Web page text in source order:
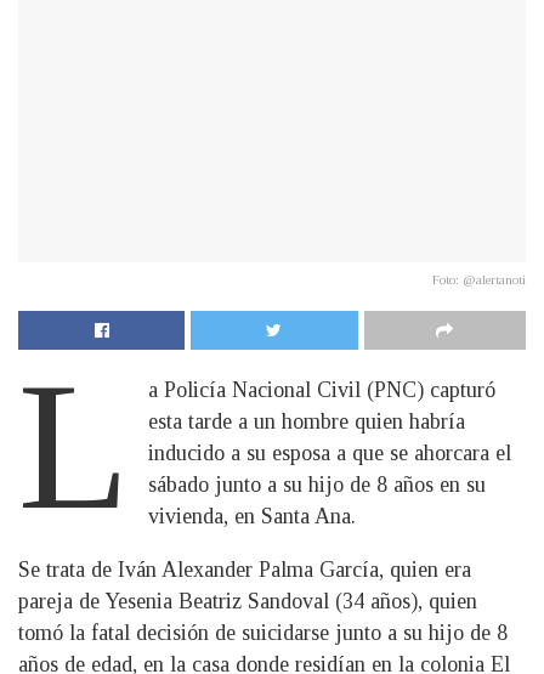
Foto: @alertanoti
L
a Policía Nacional Civil (PNC) capturó
esta tarde a un hombre quien habría
inducido a su esposa a que se ahorcara el
sábado junto a su hijo de 8 años en su
vivienda, en Santa Ana.
Se trata de Iván Alexander Palma García, quien era
pareja de Yesenia Beatriz Sandoval (34 años), quien
tomó la fatal decisión de suicidarse junto a su hijo de 8
años de edad, en la casa donde residían en la colonia El